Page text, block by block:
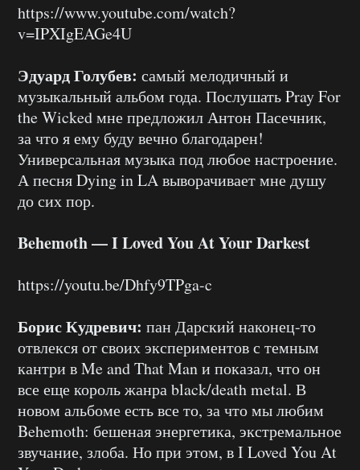
https://www.youtube.com/watch?
v=IPXIgEAGe4U
Эдуард Голубев: самый мелодичный и
музыкальный альбом года. Послушать Pray For
the Wicked мне предложил Антон Пасечник,
за что я ему буду вечно благодарен!
Универсальная музыка под любое настроение.
А песня Dying in LA выворачивает мне душу
до сих пор.
Behemoth — I Loved You At Your Darkest
https://youtu.be/Dhfy9TPga-c
Борис Кудревич: пан Дарский наконец-то
отвлекся от своих экспериментов с темным
кантри в Me and That Man и показал, что он
все еще король жанра black/death metal. В
новом альбоме есть все то, за что мы любим
Behemoth: бешеная энергетика, экстремальное
звучание, злоба. Но при этом, в I Loved You At